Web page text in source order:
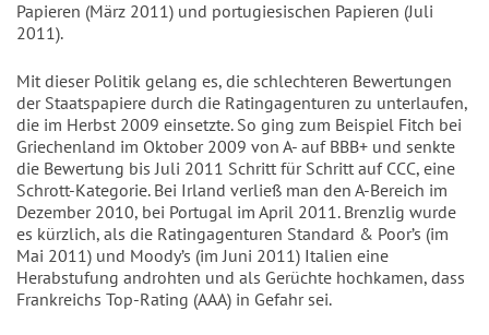
Papieren (März 2011) und portugiesischen Papieren (Juli
2011).
Mit dieser Politik gelang es, die schlechteren Bewertungen
der Staatspapiere durch die Ratingagenturen zu unterlaufen,
die im Herbst 2009 einsetzte. So ging zum Beispiel Fitch bei
Griechenland im Oktober 2009 von A- auf BBB+ und senkte
die Bewertung bis Juli 2011 Schritt für Schritt auf CCC, eine
Schrott-Kategorie. Bei Irland verließ man den A-Bereich im
Dezember 2010, bei Portugal im April 2011. Brenzlig wurde
es kürzlich, als die Ratingagenturen Standard & Poor’s (im
Mai 2011) und Moody’s (im Juni 2011) Italien eine
Herabstufung androhten und als Gerüchte hochkamen, dass
Frankreichs Top-Rating (AAA) in Gefahr sei.